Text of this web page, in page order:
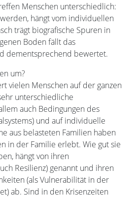
Menschen unterschiedlich:
hängt vom individuellen
trägt biografische Spuren in
Boden fällt das
dementsprechend bewertet.
um?
vielen Menschen auf der ganzen
unterschiedliche
auch Bedingungen des
und auf individuelle
aus belasteten Familien haben
in der Familie erlebt. Wie gut sie
hängt von ihren
Resilienz) genannt und ihren
(als Vulnerabilität in der
ab. Sind in den Krisenzeiten